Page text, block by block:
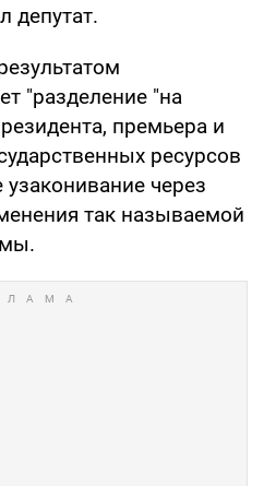
депутат.
"разделение "на
премьера и
ресурсов
через
так называемой